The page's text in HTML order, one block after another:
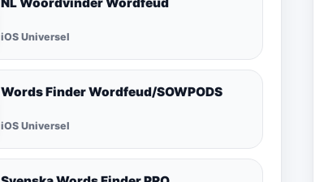
iOS Universel
Words Finder Wordfeud/SOWPODS
iOS Universel